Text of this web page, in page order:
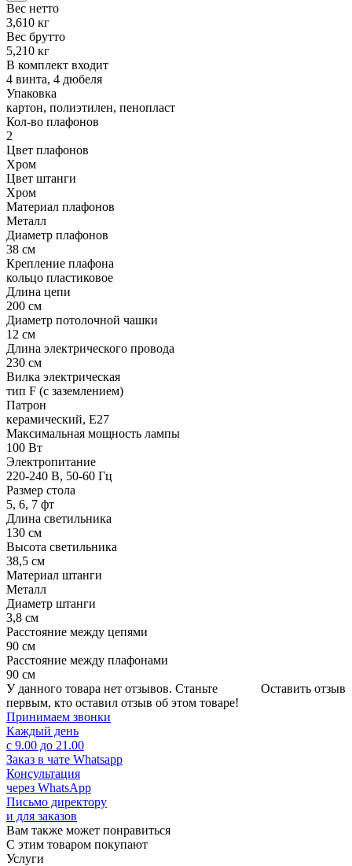
Вес нетто
3,610 кг
Вес брутто
5,210 кг
В комплект входит
4 винта, 4 дюбеля
Упаковка
картон, полиэтилен, пенопласт
Кол-во плафонов
2
Цвет плафонов
Хром
Цвет штанги
Хром
Материал плафонов
Металл
Диаметр плафонов
38 см
Крепление плафона
кольцо пластиковое
Длина цепи
200 см
Диаметр потолочной чашки
12 см
Длина электрического провода
230 см
Вилка электрическая
тип F (с заземлением)
Патрон
керамический, Е27
Максимальная мощность лампы
100 Вт
Электропитание
220-240 В, 50-60 Гц
Размер стола
5, 6, 7 фт
Длина светильника
130 см
Высота светильника
38,5 см
Материал штанги
Металл
Диаметр штанги
3,8 см
Расстояние между цепями
90 см
Расстояние между плафонами
90 см
Оставить отзыв
У данного товара нет отзывов. Станьте
первым, кто оставил отзыв об этом товаре!
Принимаем звонки
Каждый день
с 9.00 до 21.00
Заказ в чате Whatsapp
Консультация
через WhatsApp
Письмо директору
и для заказов
Вам также может понравиться
С этим товаром покупают
Услуги